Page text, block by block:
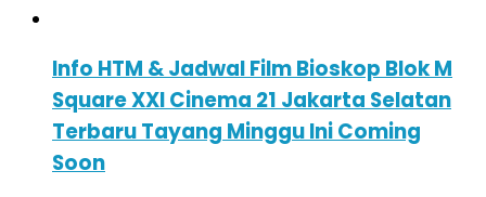
Info HTM & Jadwal Film Bioskop Blok M
Square XXI Cinema 21 Jakarta Selatan
Terbaru Tayang Minggu Ini Coming
Soon